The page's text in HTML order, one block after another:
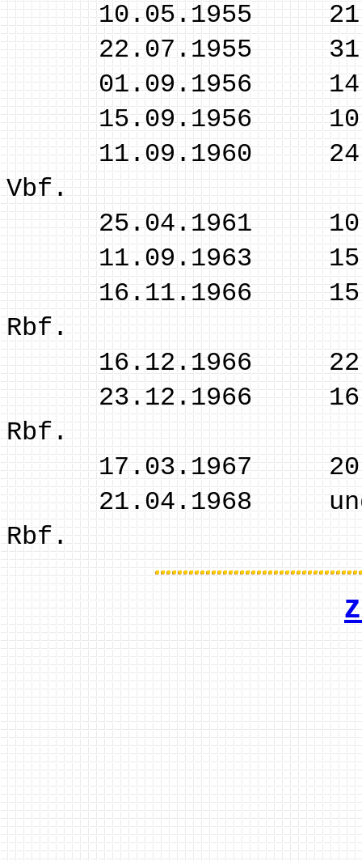
10.05.1955
22.07.1955
01.09.1956
15.09.1956
11.09.1960
Vbf.
25.04.1961
11.09.1963
16.11.1966
Rbf.
16.12.1966
23.12.1966
Rbf.
17.03.1967
21.04.1968 und
Rbf.